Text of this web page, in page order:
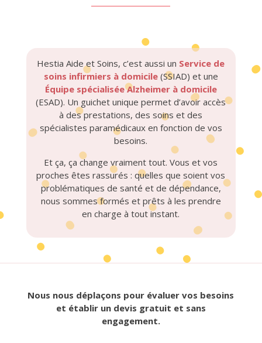
Hestia Aide et Soins, c’est aussi un Service de
soins infirmiers à domicile(SSIAD) et une
Équipe spécialisée Alzheimer à domicile
(ESAD). Un guichet unique permet d’avoir accès
à des prestations, des soins et des
spécialistes paramédicaux en fonction de vos
besoins.
Et ça, ça change vraiment tout. Vous et vos
proches êtes rassurés : quelles que soient vos
problématiques de santé et de dépendance,
nous sommes formés et prêts à les prendre
en charge à tout instant.
Nous nous déplaçons pour évaluer vos besoins
et établir un devis gratuit et sans
engagement.